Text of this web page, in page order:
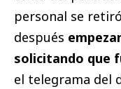
personal se
después
solicitando que
el telegrama del